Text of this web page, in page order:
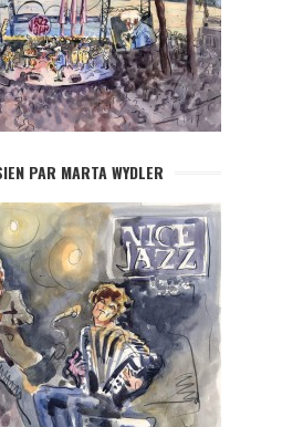
PAR MARTA WYDLER